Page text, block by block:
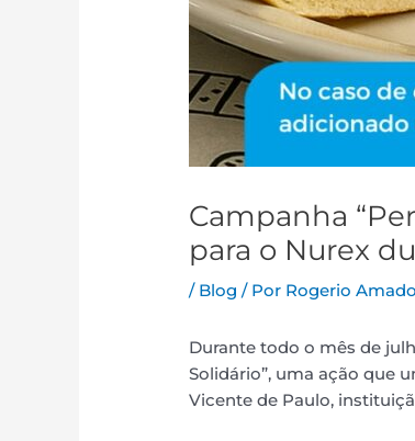
Campanha
para o Nurex
/ Blog / Por Rogerio
Durante todo o mês de
Solidário”, uma ação que
Vicente de Paulo,